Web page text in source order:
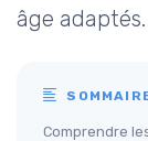
âge adaptés.
Comprendre